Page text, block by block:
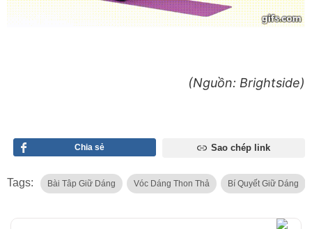
(Nguồn: Brightside)
Chia sẻ Sao chép link
Tags: Bài Tâp Giữ Dáng Vóc Dáng Thon Thả Bí Quyết Giữ Dáng